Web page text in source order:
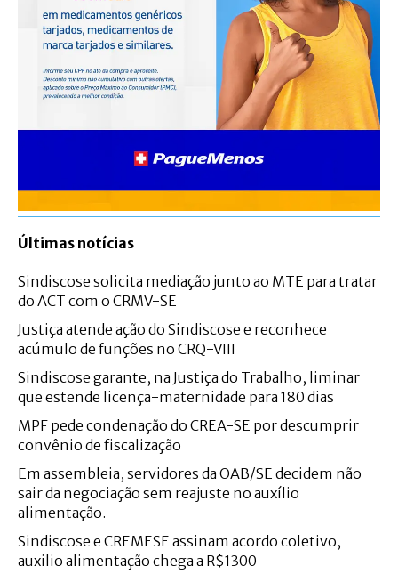
Últimas notícias
Sindiscose solicita mediação junto ao MTE para tratar
do ACT com o CRMV-SE
Justiça atende ação do Sindiscose e reconhece
acúmulo de funções no CRQ-VIII
Sindiscose garante, na Justiça do Trabalho, liminar
que estende licença-maternidade para 180 dias
MPF pede condenação do CREA-SE por descumprir
convênio de fiscalização
Em assembleia, servidores da OAB/SE decidem não
sair da negociação sem reajuste no auxílio
alimentação.
Sindiscose e CREMESE assinam acordo coletivo,
auxilio alimentação chega a R$1300